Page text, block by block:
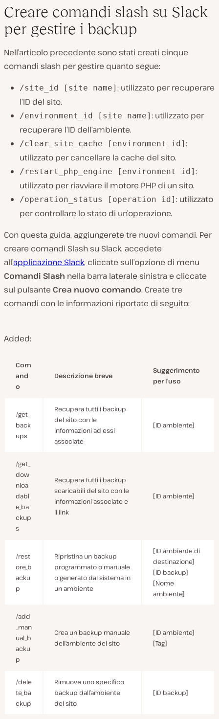
Creare comandi slash su Slack
per gestire i backup
Nell’articolo precedente sono stati creati cinque
comandi slash per gestire quanto segue:
/site_id [site name] : utilizzato per recuperare
l’ID del sito.
/environment_id [site name] : utilizzato per
recuperare l’ID dell’ambiente.
/clear_site_cache [environment id] :
utilizzato per cancellare la cache del sito.
/restart_php_engine [environment id] :
utilizzato per riavviare il motore PHP di un sito.
/operation_status [operation id] : utilizzato
per controllare lo stato di un’operazione.
Con questa guida, aggiungerete tre nuovi comandi. Per
creare comandi Slash su Slack, accedete
all’applicazione Slack, cliccate sull’opzione di menu
Comandi Slash nella barra laterale sinistra e cliccate
sul pulsante Crea nuovo comando. Create tre
comandi con le informazioni riportate di seguito:
Added:
Com
and
o
Descrizione breve
Suggerimento
per l’uso
/get_
back
ups
Recupera tutti i backup
del sito con le
informazioni ad essi
associate
[ID ambiente]
/get_
dow
nloa
dabl
e_ba
ckup
s
Recupera tutti i backup
scaricabili del sito con le
informazioni associate e
il link
[ID ambiente]
/rest
ore_b
acku
p
Ripristina un backup
programmato o manuale
o generato dal sistema in
un ambiente
[ID ambiente di
destinazione]
[ID backup]
[Nome
ambiente]
/add
_man
ual_b
acku
p
Crea un backup manuale
dell’ambiente del sito
[ID ambiente]
[Tag]
/dele
te_ba
ckup
Rimuove uno specifico
backup dall’ambiente
del sito
[ID backup]